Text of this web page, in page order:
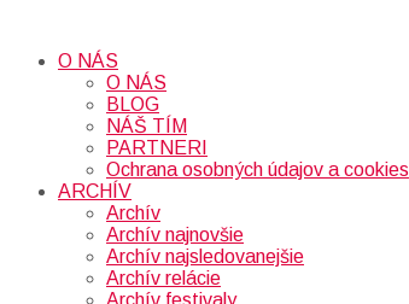
O NÁS
O NÁS
BLOG
NÁŠ TÍM
PARTNERI
Ochrana osobných údajov a cookies
ARCHÍV
Archív
Archív najnovšie
Archív najsledovanejšie
Archív relácie
Archív festivaly